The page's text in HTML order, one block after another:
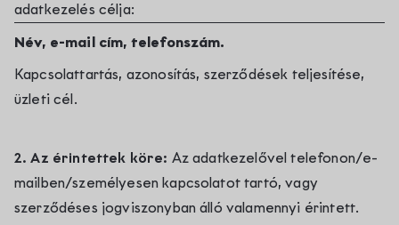
adatkezelés célja:
Név, e-mail cím, telefonszám.
Kapcsolattartás, azonosítás, szerződések teljesítése,
üzleti cél.
2. Az érintettek köre: Az adatkezelővel telefonon/e-
mailben/személyesen kapcsolatot tartó, vagy
szerződéses jogviszonyban álló valamennyi érintett.